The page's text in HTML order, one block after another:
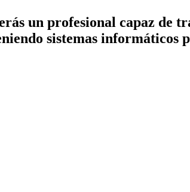
un profesional capaz de
sistemas informáticos